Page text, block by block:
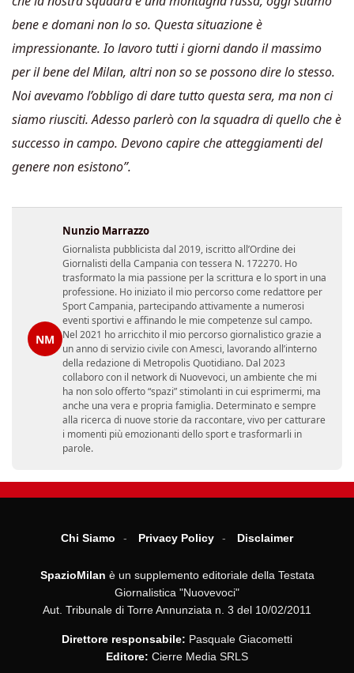
bene e domani non lo so. Questa situazione è
impressionante. Io lavoro tutti i giorni dando il massimo
per il bene del Milan, altri non so se possono dire lo stesso.
Noi avevamo l’obbligo di dare tutto questa sera, ma non ci
siamo riusciti. Adesso parlerò con la squadra di quello che è
successo in campo. Devono capire che atteggiamenti del
genere non esistono”.
NM
Nunzio Marrazzo
Giornalista pubblicista dal 2019, iscritto all’Ordine dei
Giornalisti della Campania con tessera N. 172270. Ho
trasformato la mia passione per la scrittura e lo sport in una
professione. Ho iniziato il mio percorso come redattore per
Sport Campania, partecipando attivamente a numerosi
eventi sportivi e affinando le mie competenze sul campo.
Nel 2021 ho arricchito il mio percorso giornalistico grazie a
un anno di servizio civile con Amesci, lavorando all’interno
della redazione di Metropolis Quotidiano. Dal 2023
collaboro con il network di Nuovevoci, un ambiente che mi
ha non solo offerto “spazi” stimolanti in cui esprimermi, ma
anche una vera e propria famiglia. Determinato e sempre
alla ricerca di nuove storie da raccontare, vivo per catturare
i momenti più emozionanti dello sport e trasformarli in
parole.
Chi Siamo Privacy Policy Disclaimer
SpazioMilan è un supplemento editoriale della Testata
Giornalistica "Nuovevoci"
Aut. Tribunale di Torre Annunziata n. 3 del 10/02/2011
Direttore responsabile: Pasquale Giacometti
Editore: Cierre Media SRLS